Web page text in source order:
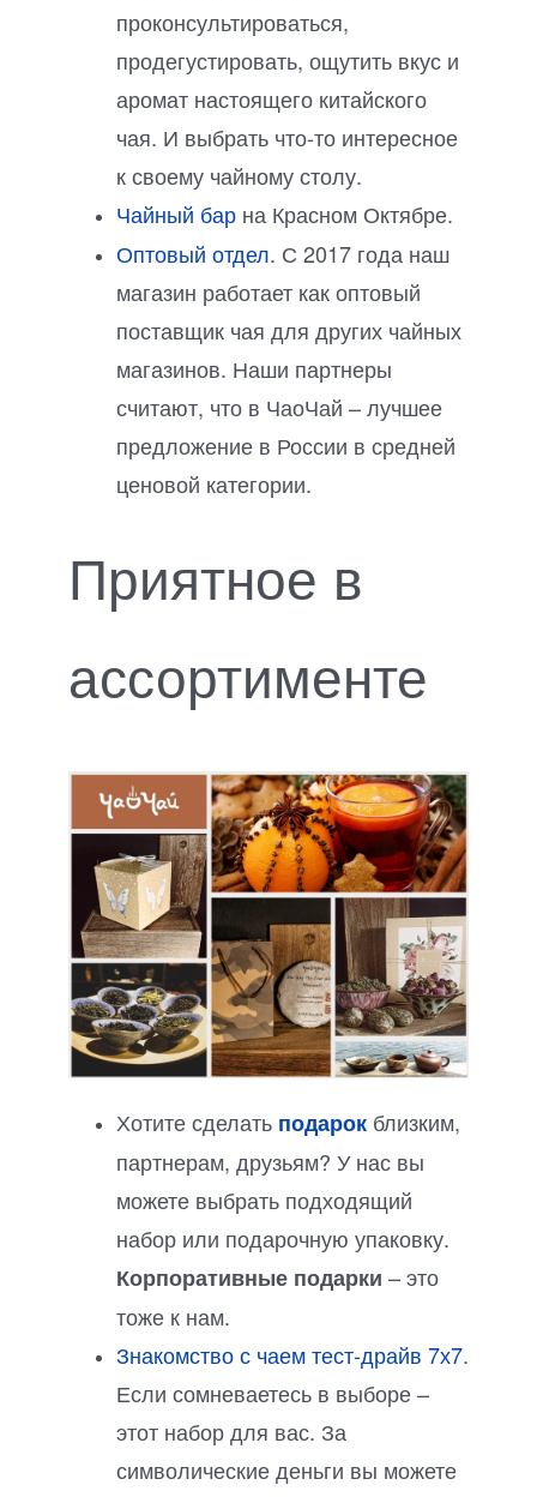
проконсультироваться,
продегустировать, ощутить вкус и
аромат настоящего китайского
чая. И выбрать что-то интересное
к своему чайному столу.
Чайный бар на Красном Октябре.
Оптовый отдел. С 2017 года наш
магазин работает как оптовый
поставщик чая для других чайных
магазинов. Наши партнеры
считают, что в ЧаоЧай – лучшее
предложение в России в средней
ценовой категории.
Приятное в
ассортименте
Хотите сделать подарок близким,
партнерам, друзьям? У нас вы
можете выбрать подходящий
набор или подарочную упаковку.
Корпоративные подарки – это
тоже к нам.
Знакомство с чаем тест-драйв 7х7.
Если сомневаетесь в выборе –
этот набор для вас. За
символические деньги вы можете